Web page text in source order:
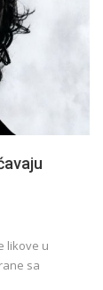
likove u
sa